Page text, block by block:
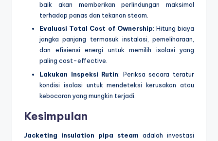
baik akan memberikan perlindungan maksimal
terhadap panas dan tekanan steam.
Evaluasi Total Cost of Ownership: Hitung biaya
jangka panjang termasuk instalasi, pemeliharaan,
dan efisiensi energi untuk memilih isolasi yang
paling cost-effective.
Lakukan Inspeksi Rutin: Periksa secara teratur
kondisi isolasi untuk mendeteksi kerusakan atau
kebocoran yang mungkin terjadi.
Kesimpulan
Jacketing insulation pipa steam adalah investasi